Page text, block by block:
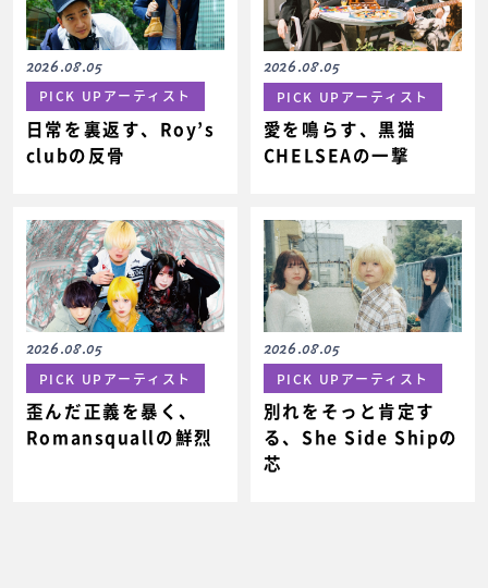
2026.08.05
PICK UPアーティスト
日常を裏返す、Roy’s
clubの反骨
2026.08.05
PICK UPアーティスト
愛を鳴らす、黒猫
CHELSEAの一撃
2026.08.05
PICK UPアーティスト
歪んだ正義を暴く、
Romansquallの鮮烈
2026.08.05
PICK UPアーティスト
別れをそっと肯定す
る、She Side Shipの
芯